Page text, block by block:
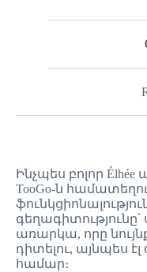
Ինչպես բոլոր
TooGo-ն
առարկա, որը
դիտելու, այնպես
համար։